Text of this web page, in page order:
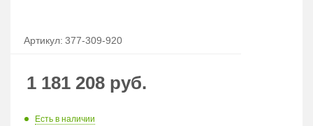
Артикул: 377-309-920
1 181 208 руб.
Есть в наличии